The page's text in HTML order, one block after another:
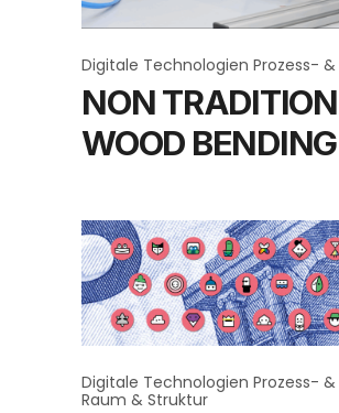
Digitale Technologien Prozess-
NON
WOOD BENDING
Digitale Technologien Prozess-
Raum & Struktur